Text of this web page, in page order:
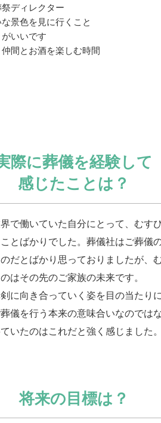
ディレクター
景色を見に行くこと
いいです
間とお酒を楽しむ時間
際に葬儀を経験して
感じたことは？
で働いていた自分にとって、むす
とばかりでした。葬儀社はご葬儀
だとばかり思っておりましたが、
はその先のご家族の未来です。
に向き合っていく姿を目の当たり
儀を行う本来の意味合いなのではな
いたのはこれだと強く感じました。
将来の目標は？